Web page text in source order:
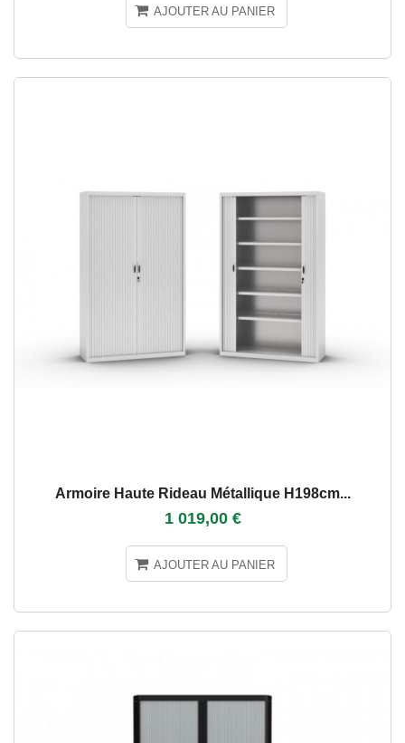
AJOUTER AU PANIER
Armoire Haute Rideau Métallique H198cm...
1 019,00 €
AJOUTER AU PANIER